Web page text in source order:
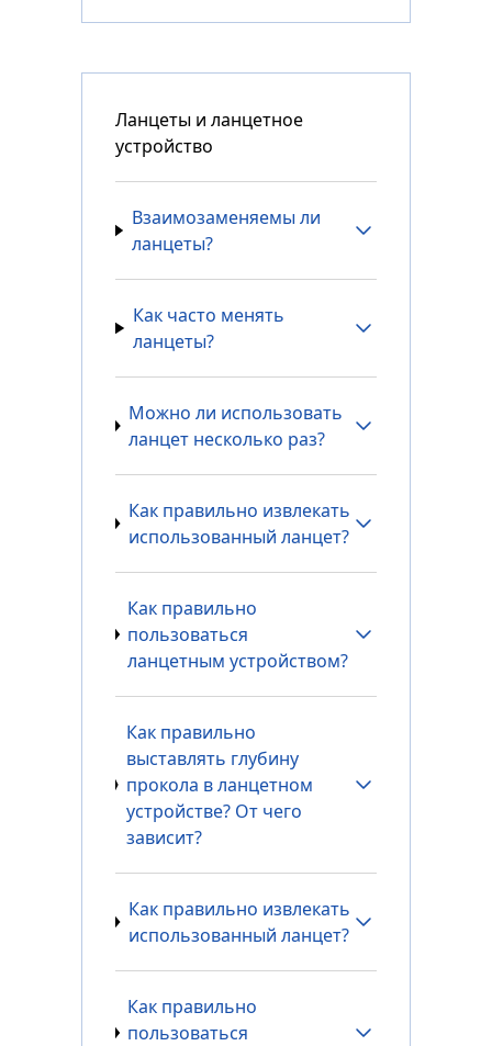
Ланцеты и ланцетное
устройство
Взаимозаменяемы ли
ланцеты?
Как часто менять
ланцеты?
Можно ли использовать
ланцет несколько раз?
Как правильно извлекать
использованный ланцет?
Как правильно
пользоваться
ланцетным устройством?
Как правильно
выставлять глубину
прокола в ланцетном
устройстве? От чего
зависит?
Как правильно извлекать
использованный ланцет?
Как правильно
пользоваться